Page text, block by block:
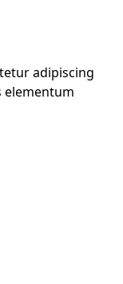
adipiscing
elementum